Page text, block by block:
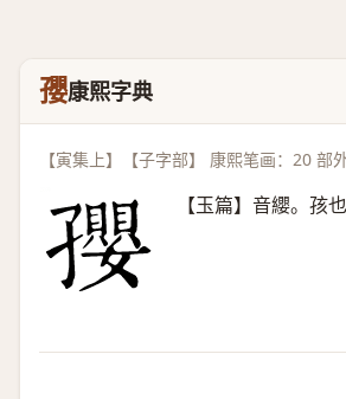
孾康熙字典
【寅集上】【子字部】 康熙笔画：20 部
【玉篇】音纓。孩也